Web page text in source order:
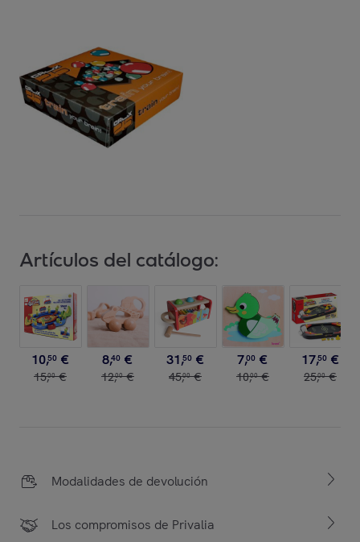
Artículos del catálogo:
10,50 €
15,00 €
8,40 €
12,00 €
31,50 €
45,00 €
7,00 €
10,00 €
17,50 €
25,00 €
Modalidades de devolución
Los compromisos de Privalia